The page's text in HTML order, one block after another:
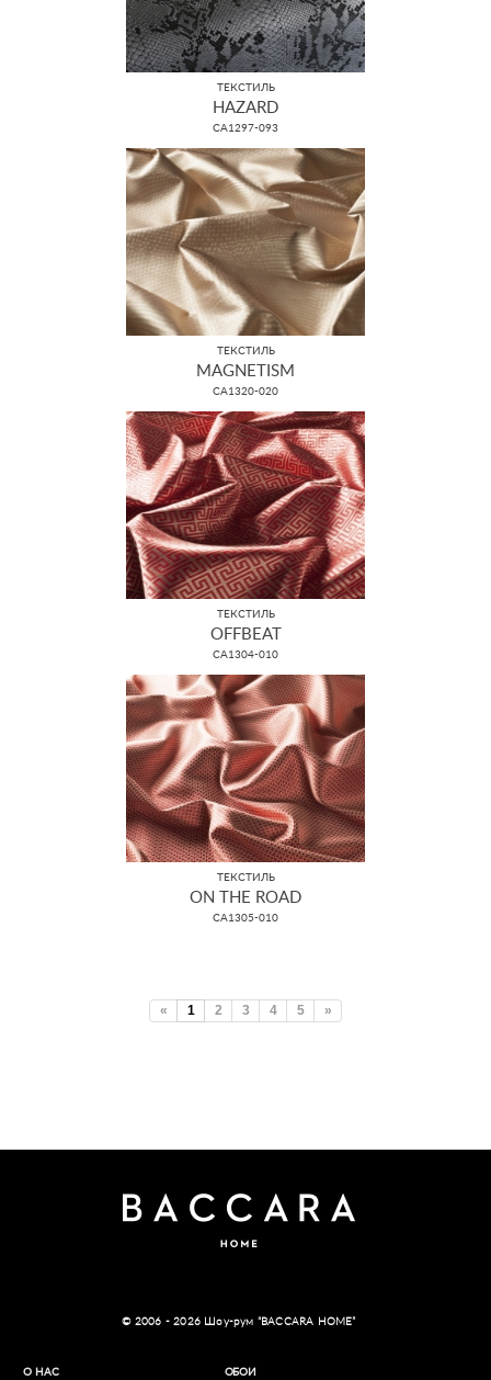
ТЕКСТИЛЬ
HAZARD
CA1297-093
ТЕКСТИЛЬ
MAGNETISM
CA1320-020
ТЕКСТИЛЬ
OFFBEAT
CA1304-010
ТЕКСТИЛЬ
ON THE ROAD
CA1305-010
« 1 2 3 4 5 »
© 2006 - 2026 Шоу-рум “BACCARA HOME”
О НАС ОБОИ